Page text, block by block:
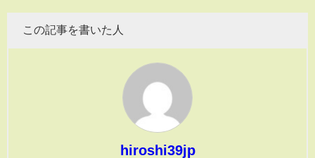
この記事を書いた人
hiroshi39jp